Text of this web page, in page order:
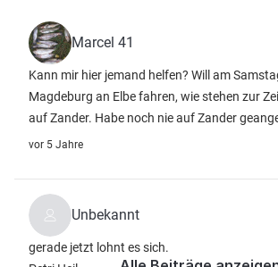
Marcel 41
Kann mir hier jemand helfen? Will am
Magdeburg an Elbe fahren, wie stehen zur
auf Zander. Habe noch nie auf Zander
vor 5 Jahre
Unbekannt
gerade jetzt lohnt es sich.